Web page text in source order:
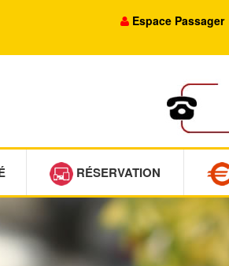
Espace Passager
RÉSERVATION